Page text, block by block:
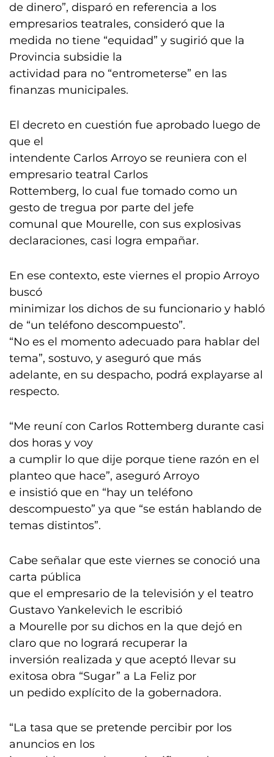
de dinero”, disparó en referencia a los
empresarios teatrales, consideró que la
medida no tiene “equidad” y sugirió que la
Provincia subsidie la
actividad para no “entrometerse” en las
finanzas municipales.
El decreto en cuestión fue aprobado luego de
que el
intendente Carlos Arroyo se reuniera con el
empresario teatral Carlos
Rottemberg, lo cual fue tomado como un
gesto de tregua por parte del jefe
comunal que Mourelle, con sus explosivas
declaraciones, casi logra empañar.
En ese contexto, este viernes el propio Arroyo
buscó
minimizar los dichos de su funcionario y habló
de “un teléfono descompuesto”.
“No es el momento adecuado para hablar del
tema”, sostuvo, y aseguró que más
adelante, en su despacho, podrá explayarse al
respecto.
“Me reuní con Carlos Rottemberg durante casi
dos horas y voy
a cumplir lo que dije porque tiene razón en el
planteo que hace”, aseguró Arroyo
e insistió que en “hay un teléfono
descompuesto” ya que “se están hablando de
temas distintos”.
Cabe señalar que este viernes se conoció una
carta pública
que el empresario de la televisión y el teatro
Gustavo Yankelevich le escribió
a Mourelle por su dichos en la que dejó en
claro que no logrará recuperar la
inversión realizada y que aceptó llevar su
exitosa obra “Sugar” a La Feliz por
un pedido explícito de la gobernadora.
“La tasa que se pretende percibir por los
anuncios en los